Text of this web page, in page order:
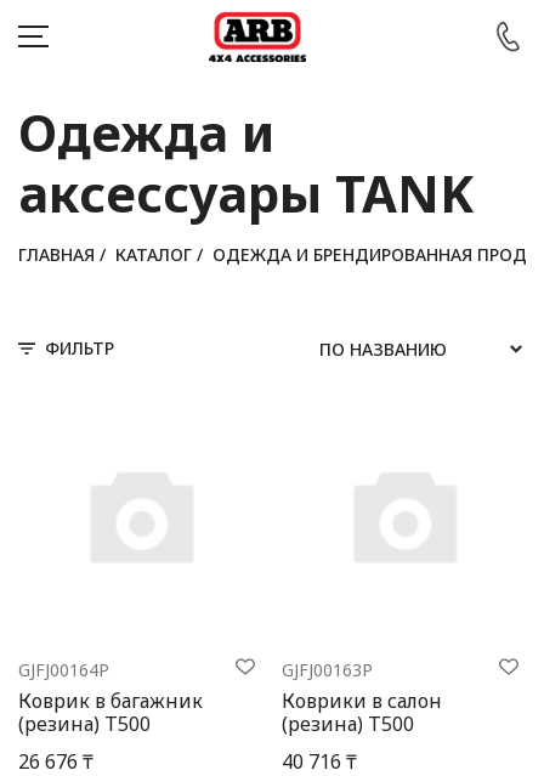
КАТАЛОГ
АВТОМОБИЛИ
БЛОГ
Одежда и
аксессуары TANK
ГЛАВНАЯ / КАТАЛОГ / ОДЕЖДА И БРЕНДИРОВАННАЯ
ФИЛЬТР
GJFJ00164P
Коврик в багажник
(резина) Т500
26 676 ₸
GJFJ00163P
Коврики в салон
(резина) Т500
40 716 ₸